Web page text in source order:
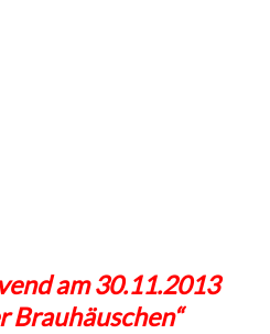
am 30.11.2013
Brauhäuschen“